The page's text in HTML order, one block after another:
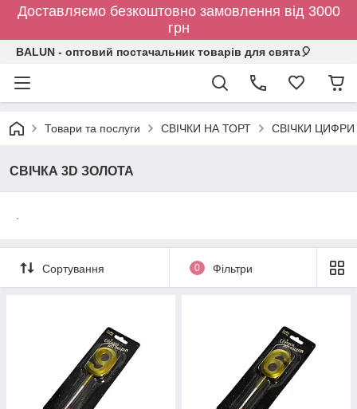
Доставляємо безкоштовно замовлення від 3000
грн
BALUN - оптовий постачальник товарів для свята🎈
Товари та послуги СВІЧКИ НА ТОРТ СВІЧКИ ЦИФРИ
СВІЧКА 3D ЗОЛОТА
Сортування 0 Фільтри